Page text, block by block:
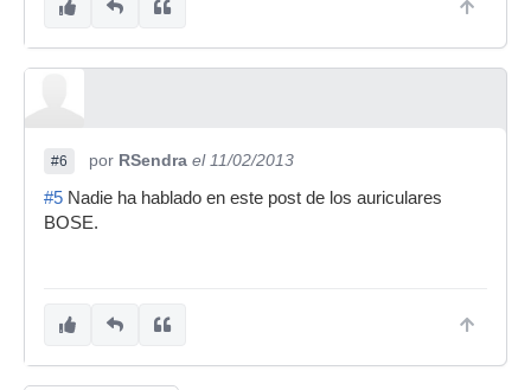
#6 por RSendra el 11/02/2013
#5 Nadie ha hablado en este post de los auriculares
BOSE.